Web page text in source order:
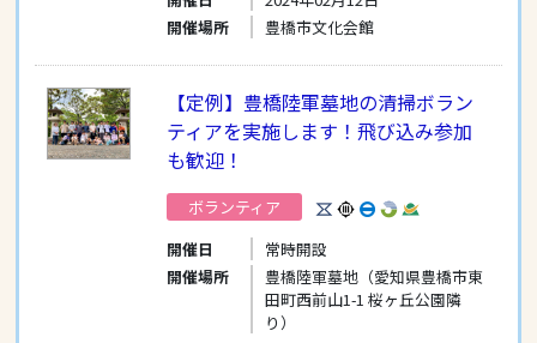
開催場所
豊橋市文化会館
【定例】豊橋陸軍墓地の清掃ボラン
ティアを実施します！飛び込み参加
も歓迎！
ボランティア
開催日
常時開設
開催場所
豊橋陸軍墓地（愛知県豊橋市東
田町西前山1-1 桜ヶ丘公園隣
り）